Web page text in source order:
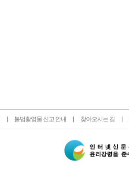
불법촬영물 신고 안내 찾아오시는 길
터